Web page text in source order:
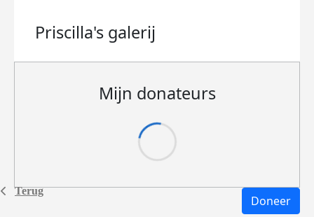
Terug
Priscilla's galerij
Mijn donateurs
Doneer